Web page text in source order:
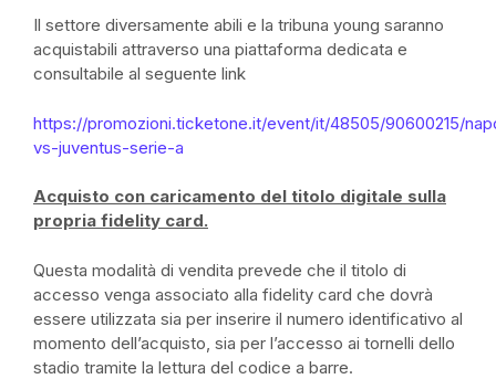
Il settore diversamente abili e la tribuna young saranno
acquistabili attraverso una piattaforma dedicata e
consultabile al seguente link
https://promozioni.ticketone.it/event/it/48505/90600215/
vs-juventus-serie-a
Acquisto con caricamento del titolo digitale sulla
propria fidelity card.
Questa modalità di vendita prevede che il titolo di
accesso venga associato alla fidelity card che dovrà
essere utilizzata sia per inserire il numero identificativo al
momento dell’acquisto, sia per l’accesso ai tornelli dello
stadio tramite la lettura del codice a barre.